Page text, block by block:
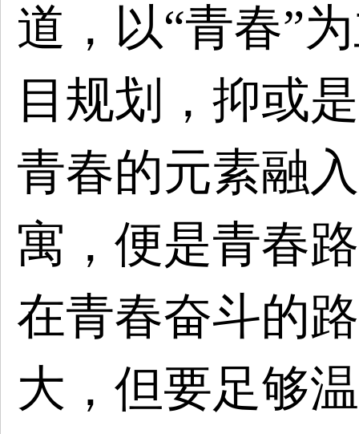
道，以“青春”
目规划，抑或
青春的元素融
寓，便是青春
在青春奋斗的
大，但要足够